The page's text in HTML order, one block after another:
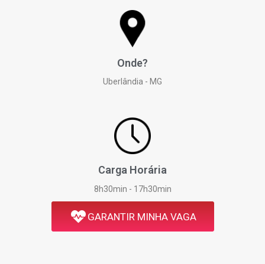
Onde?
Uberlândia - MG
Carga Horária
8h30min - 17h30min
GARANTIR MINHA VAGA